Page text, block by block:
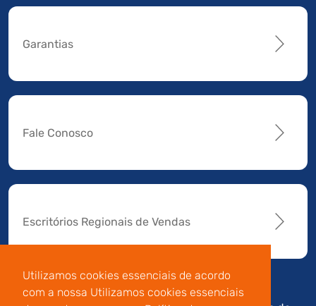
Utilizamos cookies essenciais de acordo
com a nossa Utilizamos cookies essenciais
Garantias
Fale Conosco
Escritórios Regionais de Vendas